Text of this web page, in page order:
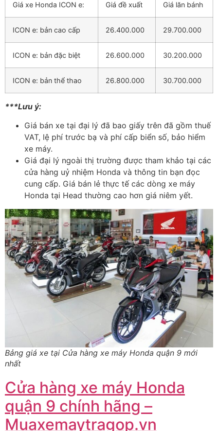
Giá xe Honda ICON e: Giá đề xuất Giá lăn bánh
ICON e: bản cao cấp 26.400.000 29.700.000
ICON e: bản đặc biệt 26.600.000 30.200.000
ICON e: bản thể thao 26.800.000 30.700.000
***Lưu ý:
Giá bán xe tại đại lý đã bao giấy trên đã gồm thuế
VAT, lệ phí trước bạ và phí cấp biển số, bảo hiểm
xe máy.
Giá đại lý ngoài thị trường được tham khảo tại các
cửa hàng uỷ nhiệm Honda và thông tin bạn đọc
cung cấp. Giá bán lẻ thực tế các dòng xe máy
Honda tại Head thường cao hơn giá niêm yết.
Bảng giá xe tại Cửa hàng xe máy Honda quận 9 mới
nhất
Cửa hàng xe máy Honda
quận 9 chính hãng –
Muaxemaytragop.vn